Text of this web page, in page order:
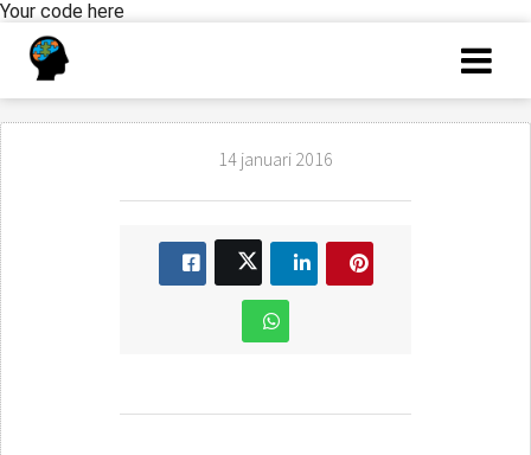
Your code here
14 januari 2016